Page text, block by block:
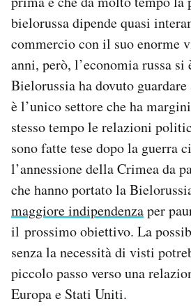
bielorussa dipende quasi
commercio con il suo enorme
anni, però, l’economia russa si
Bielorussia ha dovuto
è l’unico settore che ha
stesso tempo le relazioni
sono fatte tese dopo la guerra
l’annessione della Crimea da
che hanno portato la
maggiore indipendenzaper
il prossimo obiettivo. La
senza la necessità di visti
piccolo passo verso una
Europa e Stati Uniti.